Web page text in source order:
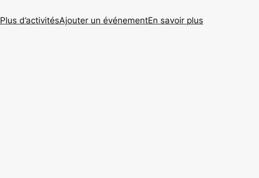
Plus d’activitésAjouter un événementEn savoir plus